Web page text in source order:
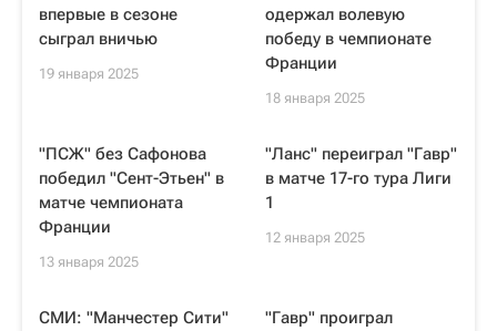
впервые в сезоне
сыграл вничью
19 января 2025
одержал волевую
победу в чемпионате
Франции
18 января 2025
"ПСЖ" без Сафонова
победил "Сент-Этьен" в
матче чемпионата
Франции
13 января 2025
"Ланс" переиграл "Гавр"
в матче 17-го тура Лиги
1
12 января 2025
СМИ: "Манчестер Сити"
"Гавр" проиграл